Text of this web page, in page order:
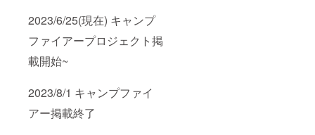
2023/6/25(現在) キャンプ
ファイアープロジェクト掲
載開始~
2023/8/1 キャンプファイ
アー掲載終了